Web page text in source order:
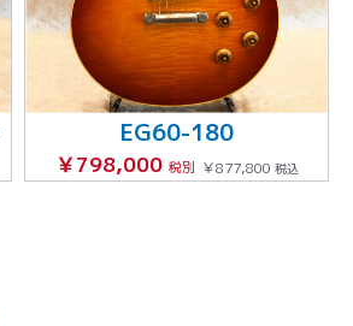
EG60-180
￥798,000 税別 ￥877,800 税込